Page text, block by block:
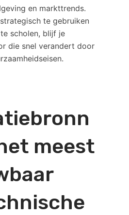
en markttrends.
te gebruiken
scholen, blijf je
die snel verandert door
meest